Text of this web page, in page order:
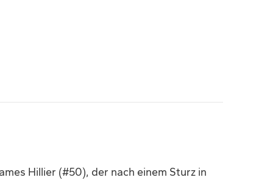
Hillier (#50), der nach einem Sturz in